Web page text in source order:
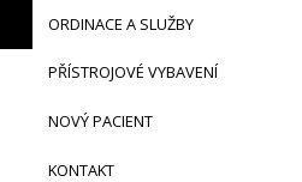
ORDINACE A SLUŽBY
PŘÍSTROJOVÉ VYBAVENÍ
NOVÝ PACIENT
KONTAKT